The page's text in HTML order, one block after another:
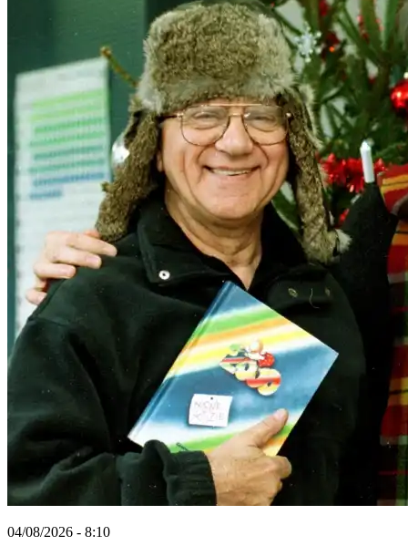
04/08/2026 - 8:10